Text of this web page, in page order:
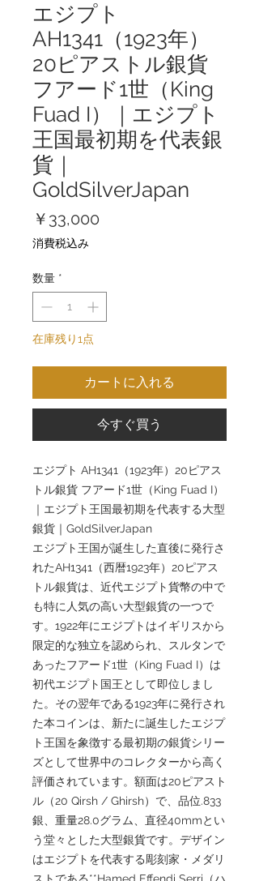
エジプト
AH1341（1923年）
20ピアストル銀貨
フアード1世（King
Fuad I）｜エジプト
王国最初期を代表銀
貨｜
GoldSilverJapan
￥33,000
消費税込み
数量 *
在庫残り1点
カートに入れる
今すぐ買う
エジプト AH1341（1923年）20ピアス
トル銀貨 フアード1世（King Fuad I）
｜エジプト王国最初期を代表する大型
銀貨｜GoldSilverJapan
エジプト王国が誕生した直後に発行さ
れたAH1341（西暦1923年）20ピアス
トル銀貨は、近代エジプト貨幣の中で
も特に人気の高い大型銀貨の一つで
す。1922年にエジプトはイギリスから
限定的な独立を認められ、スルタンで
あったフアード1世（King Fuad I）は
初代エジプト国王として即位しまし
た。その翌年である1923年に発行され
た本コインは、新たに誕生したエジプ
ト王国を象徴する最初期の銀貨シリー
ズとして世界中のコレクターから高く
評価されています。額面は20ピアスト
ル（20 Qirsh / Ghirsh）で、品位.833
銀、重量28.0グラム、直径40mmとい
う堂々とした大型銀貨です。デザイン
はエジプトを代表する彫刻家・メダリ
ストである**Hamed Effendi Serri（ハ